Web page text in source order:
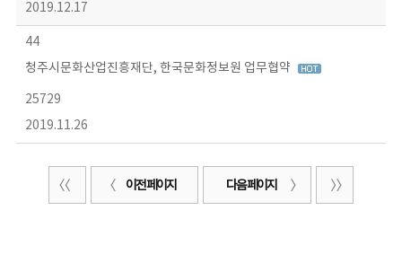
2019.12.17
44
청주시문화산업진흥재단, 한국문화정보원 업무협약
25729
2019.11.26
이전 페이지 다음 페이지